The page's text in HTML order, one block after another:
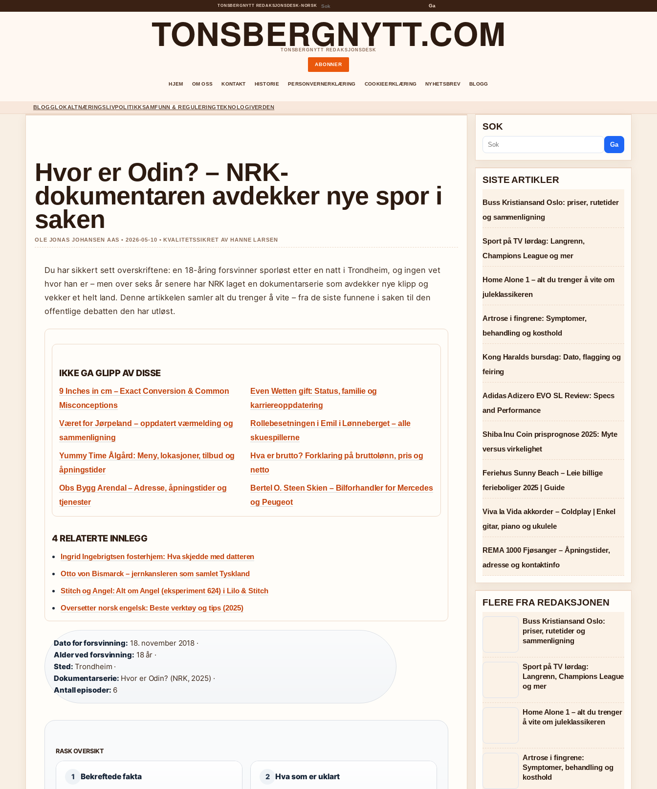
TONSBERGNYTT REDAKSJONSDESK• NORSK Ga
TONSBERGNYTT.COM
TONSBERGNYTT REDAKSJONSDESK
ABONNER
HJEM OM OSS KONTAKT HISTORIE PERSONVERNERKLÆRING COOKIEERKLÆRING NYHETSBREV BLOGG
BLOGGLOKALTNÆRINGSLIVPOLITIKKSAMFUNN & REGULERINGTEKNOLOGIVERDEN
Hvor er Odin? – NRK-
dokumentaren avdekker nye spor i
saken
OLE JONAS JOHANSEN AAS • 2026-05-10 • KVALITETSSIKRET AV HANNE LARSEN
Du har sikkert sett overskriftene: en 18-åring forsvinner sporløst etter en natt i Trondheim, og ingen vet
hvor han er – men over seks år senere har NRK laget en dokumentarserie som avdekker nye klipp og
vekker et helt land. Denne artikkelen samler alt du trenger å vite – fra de siste funnene i saken til den
offentlige debatten den har utløst.
IKKE GA GLIPP AV DISSE
9 Inches in cm – Exact Conversion & Common
Misconceptions
Even Wetten gift: Status, familie og
karriereoppdatering
Været for Jørpeland – oppdatert værmelding og
sammenligning
Rollebesetningen i Emil i Lønneberget – alle
skuespillerne
Yummy Time Ålgård: Meny, lokasjoner, tilbud og
åpningstider
Hva er brutto? Forklaring på bruttolønn, pris og
netto
Obs Bygg Arendal – Adresse, åpningstider og
tjenester
Bertel O. Steen Skien – Bilforhandler for Mercedes
og Peugeot
4 RELATERTE INNLEGG
Ingrid Ingebrigtsen fosterhjem: Hva skjedde med datteren
Otto von Bismarck – jernkansleren som samlet Tyskland
Stitch og Angel: Alt om Angel (eksperiment 624) i Lilo & Stitch
Oversetter norsk engelsk: Beste verktøy og tips (2025)
Dato for forsvinning: 18. november 2018 ·
Alder ved forsvinning: 18 år ·
Sted: Trondheim ·
Dokumentarserie: Hvor er Odin? (NRK, 2025) ·
Antall episoder: 6
RASK OVERSIKT
1 Bekreftede fakta 2 Hva som er uklart
SOK
Ga
SISTE ARTIKLER
Buss Kristiansand Oslo: priser, rutetider
og sammenligning
Sport på TV lørdag: Langrenn,
Champions League og mer
Home Alone 1 – alt du trenger å vite om
juleklassikeren
Artrose i fingrene: Symptomer,
behandling og kosthold
Kong Haralds bursdag: Dato, flagging og
feiring
Adidas Adizero EVO SL Review: Specs
and Performance
Shiba Inu Coin prisprognose 2025: Myte
versus virkelighet
Feriehus Sunny Beach – Leie billige
ferieboliger 2025 | Guide
Viva la Vida akkorder – Coldplay | Enkel
gitar, piano og ukulele
REMA 1000 Fjøsanger – Åpningstider,
adresse og kontaktinfo
FLERE FRA REDAKSJONEN
Buss Kristiansand Oslo:
priser, rutetider og
sammenligning
Sport på TV lørdag:
Langrenn, Champions League
og mer
Home Alone 1 – alt du trenger
å vite om juleklassikeren
Artrose i fingrene:
Symptomer, behandling og
kosthold